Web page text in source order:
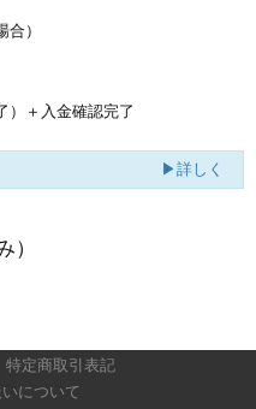
）
＋入金確認完了
▶詳しく
）
特定商取引表記
について